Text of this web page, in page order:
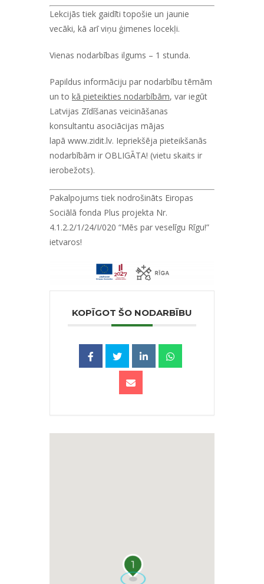
Lekcijās tiek gaidīti topošie un jaunie
vecāki, kā arī viņu ģimenes locekļi.
Vienas nodarbības ilgums – 1 stunda.
Papildus informāciju par nodarbību tēmām
un to kā pieteikties nodarbībām, var iegūt
Latvijas Zīdīšanas veicināšanas
konsultantu asociācijas mājas
lapā www.zidit.lv. Iepriekšēja pieteikšanās
nodarbībām ir OBLIGĀTA! (vietu skaits ir
ierobežots).
Pakalpojums tiek nodrošināts Eiropas
Sociālā fonda Plus projekta Nr.
4.1.2.2/1/24/I/020 “Mēs par veselīgu Rīgu!”
ietvaros!
KOPĪGOT ŠO NODARBĪBU
1